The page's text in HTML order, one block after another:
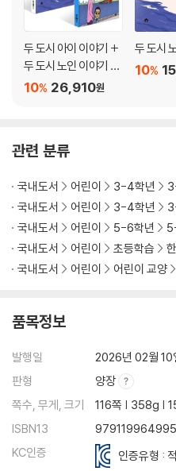
두 도시 아이 이야기 +
두 도시 노인 이야기 세
트
26,910원
10%
두 도시
10%
관련 분류
국내도서 어린이 3-4학년
국내도서
어린이 3-4학년
국내도서
어린이 5-6학년
국내도서
어린이 초등학습
국내도서
어린이 어린이 교양
품목정보
발행일
2026년 02월 10
판형
양장
쪽수, 무게, 크기
116쪽 | 358g |
ISBN13
KC인증
인증유형 :